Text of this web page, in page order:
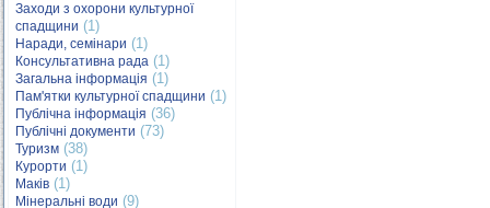
Заходи з охорони культурної
спадщини (1)
Наради, семінари (1)
Консультативна рада (1)
Загальна інформація (1)
Пам'ятки культурної спадщини (1)
Публічна інформація (36)
Публічні документи (73)
Туризм (38)
Курорти (1)
Маків (1)
Мінеральні води (9)